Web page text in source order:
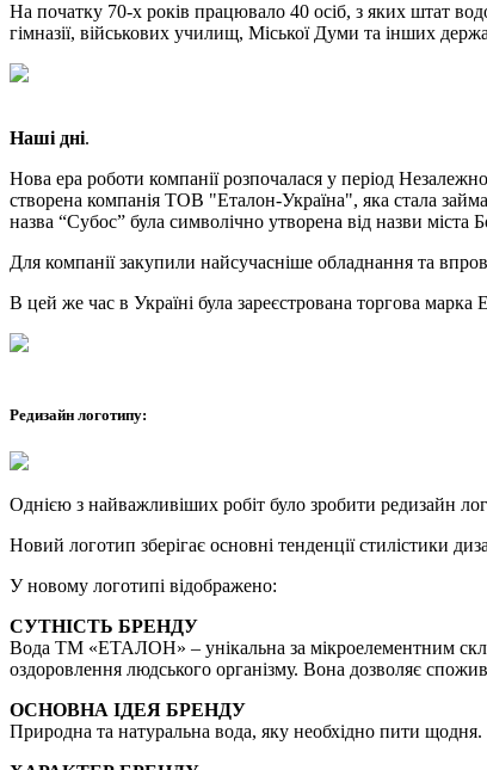
На початку 70-х років працювало 40 осіб, з яких штат
гімназії, військових училищ, Міської Думи та інших
Наші дні.
Нова ера роботи компанії розпочалася у період
створена компанія ТОВ "Еталон-Україна", яка стала
назва “Субос” була символічно утворена від назви міста
Для компанії закупили найсучасніше обладнання та
В цей же час в Україні була зареєстрована торгова
Редизайн логотипу:
Однією з найважливіших робіт було зробити редизайн
Новий логотип зберігає основні тенденції стилістики
У новому логотипі відображено:
СУТНІСТЬ БРЕНДУ
Вода ТМ «ЕТАЛОН» – унікальна за мікроелементним
оздоровлення людського організму. Вона дозволяє
ОСНОВНА ІДЕЯ БРЕНДУ
Природна та натуральна вода, яку необхідно пити щодня.